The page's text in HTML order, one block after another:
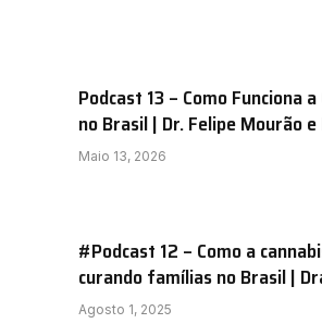
Podcast 13 – Como Funciona
no Brasil | Dr. Felipe Mourão
Maio 13, 2026
#Podcast 12 – Como a
curando famílias no Brasil |
Agosto 1, 2025